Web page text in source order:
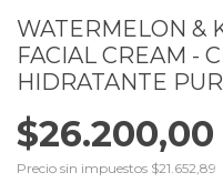
WATERMELON &
FACIAL CREAM -
HIDRATANTE
$26.200,00
Precio sin impuestos $21.652,89